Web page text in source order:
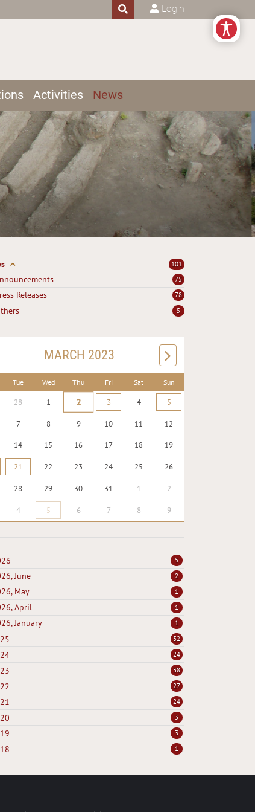
Login
Activities News
101
75
78
Releases
5
MARCH 2023
Tue Wed Thu Fri Sat Sun
28 1 2 3 4 5
7 8 9 10 11 12
14 15 16 17 18 19
21 22 23 24 25 26
28 29 30 31 1 2
4 5 6 7 8 9
5
June 2
May 1
April 1
January 1
32
24
38
27
24
3
3
1